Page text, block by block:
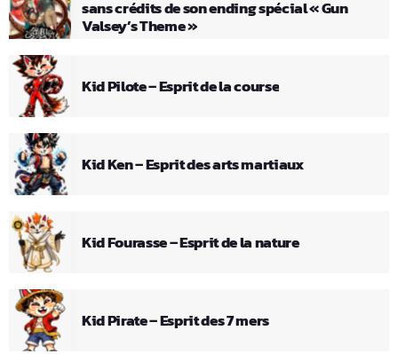
sans crédits de son ending spécial « Gun
Valsey’s Theme »
Kid Pilote – Esprit de la course
Kid Ken – Esprit des arts martiaux
Kid Fourasse – Esprit de la nature
Kid Pirate – Esprit des 7 mers